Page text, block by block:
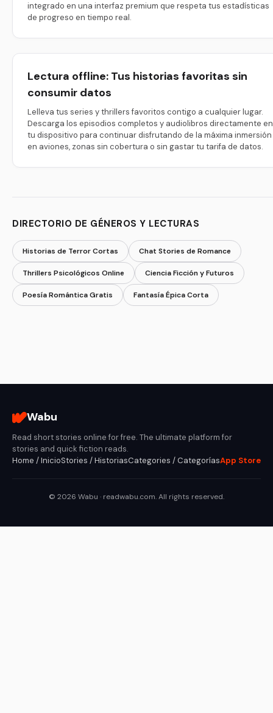
integrado en una interfaz premium que respeta tus estadísticas
de progreso en tiempo real.
Lectura offline: Tus historias favoritas sin
consumir datos
Lelleva tus series y thrillers favoritos contigo a cualquier lugar.
Descarga los episodios completos y audiolibros directamente en
tu dispositivo para continuar disfrutando de la máxima inmersión
en aviones, zonas sin cobertura o sin gastar tu tarifa de datos.
DIRECTORIO DE GÉNEROS Y LECTURAS
Historias de Terror Cortas Chat Stories de Romance
Thrillers Psicológicos Online Ciencia Ficción y Futuros
Poesía Romántica Gratis Fantasía Épica Corta
Wabu
Read short stories online for free. The ultimate platform for
stories and quick fiction reads.
Home / InicioStories / HistoriasCategories / CategoríasApp Store
© 2026 Wabu · readwabu.com. All rights reserved.